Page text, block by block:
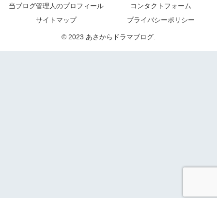
当ブログ管理人のプロフィール
コンタクトフォーム
サイトマップ
プライバシーポリシー
© 2023 あさからドラマブログ.